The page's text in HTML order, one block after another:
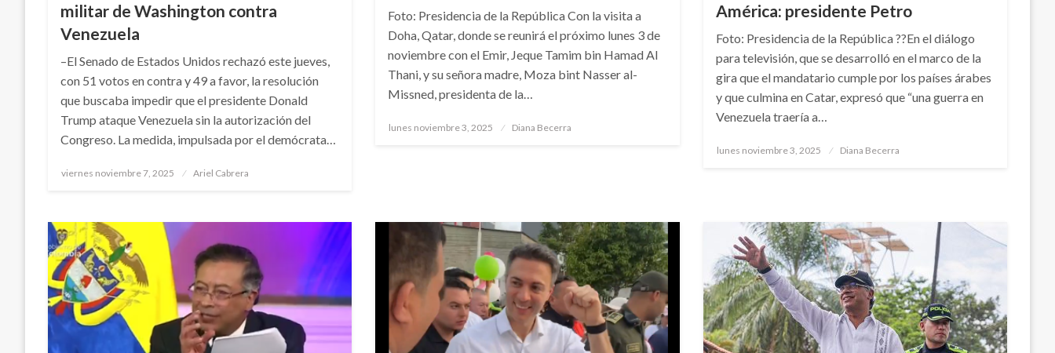
militar de Washington contra
Venezuela
–El Senado de Estados Unidos rechazó este jueves,
con 51 votos en contra y 49 a favor, la resolución
que buscaba impedir que el presidente Donald
Trump ataque Venezuela sin la autorización del
Congreso. La medida, impulsada por el demócrata…
Publicado
viernes noviembre 7, 2025 Ariel Cabrera
Foto: Presidencia de la República Con la visita a
Doha, Qatar, donde se reunirá el próximo lunes 3 de
noviembre con el Emir, Jeque Tamim bin Hamad Al
Thani, y su señora madre, Moza bint Nasser al-
Missned, presidenta de la…
Publicado
lunes noviembre 3, 2025 Diana Becerra
América: presidente Petro
Foto: Presidencia de la República ??En el diálogo
para televisión, que se desarrolló en el marco de la
gira que el mandatario cumple por los países árabes
y que culmina en Catar, expresó que “una guerra en
Venezuela traería a…
Publicado
lunes noviembre 3, 2025 Diana Becerra